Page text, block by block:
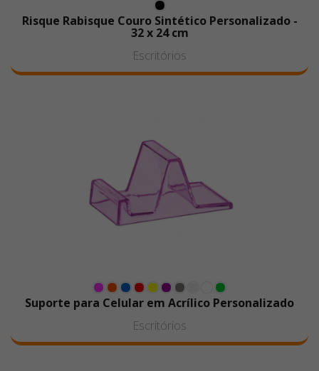
Risque Rabisque Couro Sintético Personalizado -
32 x 24 cm
Escritórios
Suporte para Celular em Acrílico Personalizado
Escritórios